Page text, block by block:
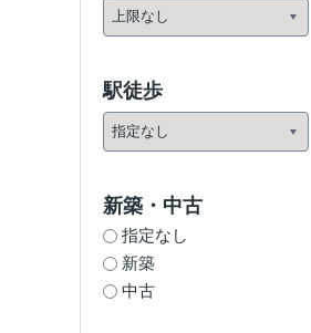
駅徒歩
新築・中古
指定なし
新築
中古